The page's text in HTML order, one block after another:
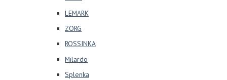
LEMARK
ZORG
ROSSINKA
Milardo
Splenka